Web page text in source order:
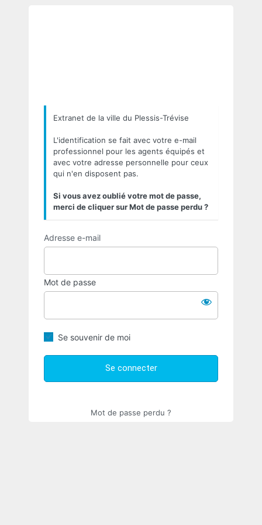
Extranet de la ville du Plessis-Trévise
L'identification se fait avec votre e-mail
professionnel pour les agents équipés et
avec votre adresse personnelle pour ceux
qui n'en disposent pas.
Si vous avez oublié votre mot de passe,
merci de cliquer sur Mot de passe perdu ?
Adresse e-mail
Mot de passe
Se souvenir de moi
Mot de passe perdu ?